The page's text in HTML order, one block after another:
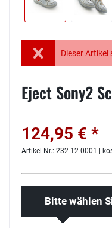
Dieser
Eject Sony2
124,95 € *
Artikel-Nr.: 232-12-0001 |
Bitte wählen